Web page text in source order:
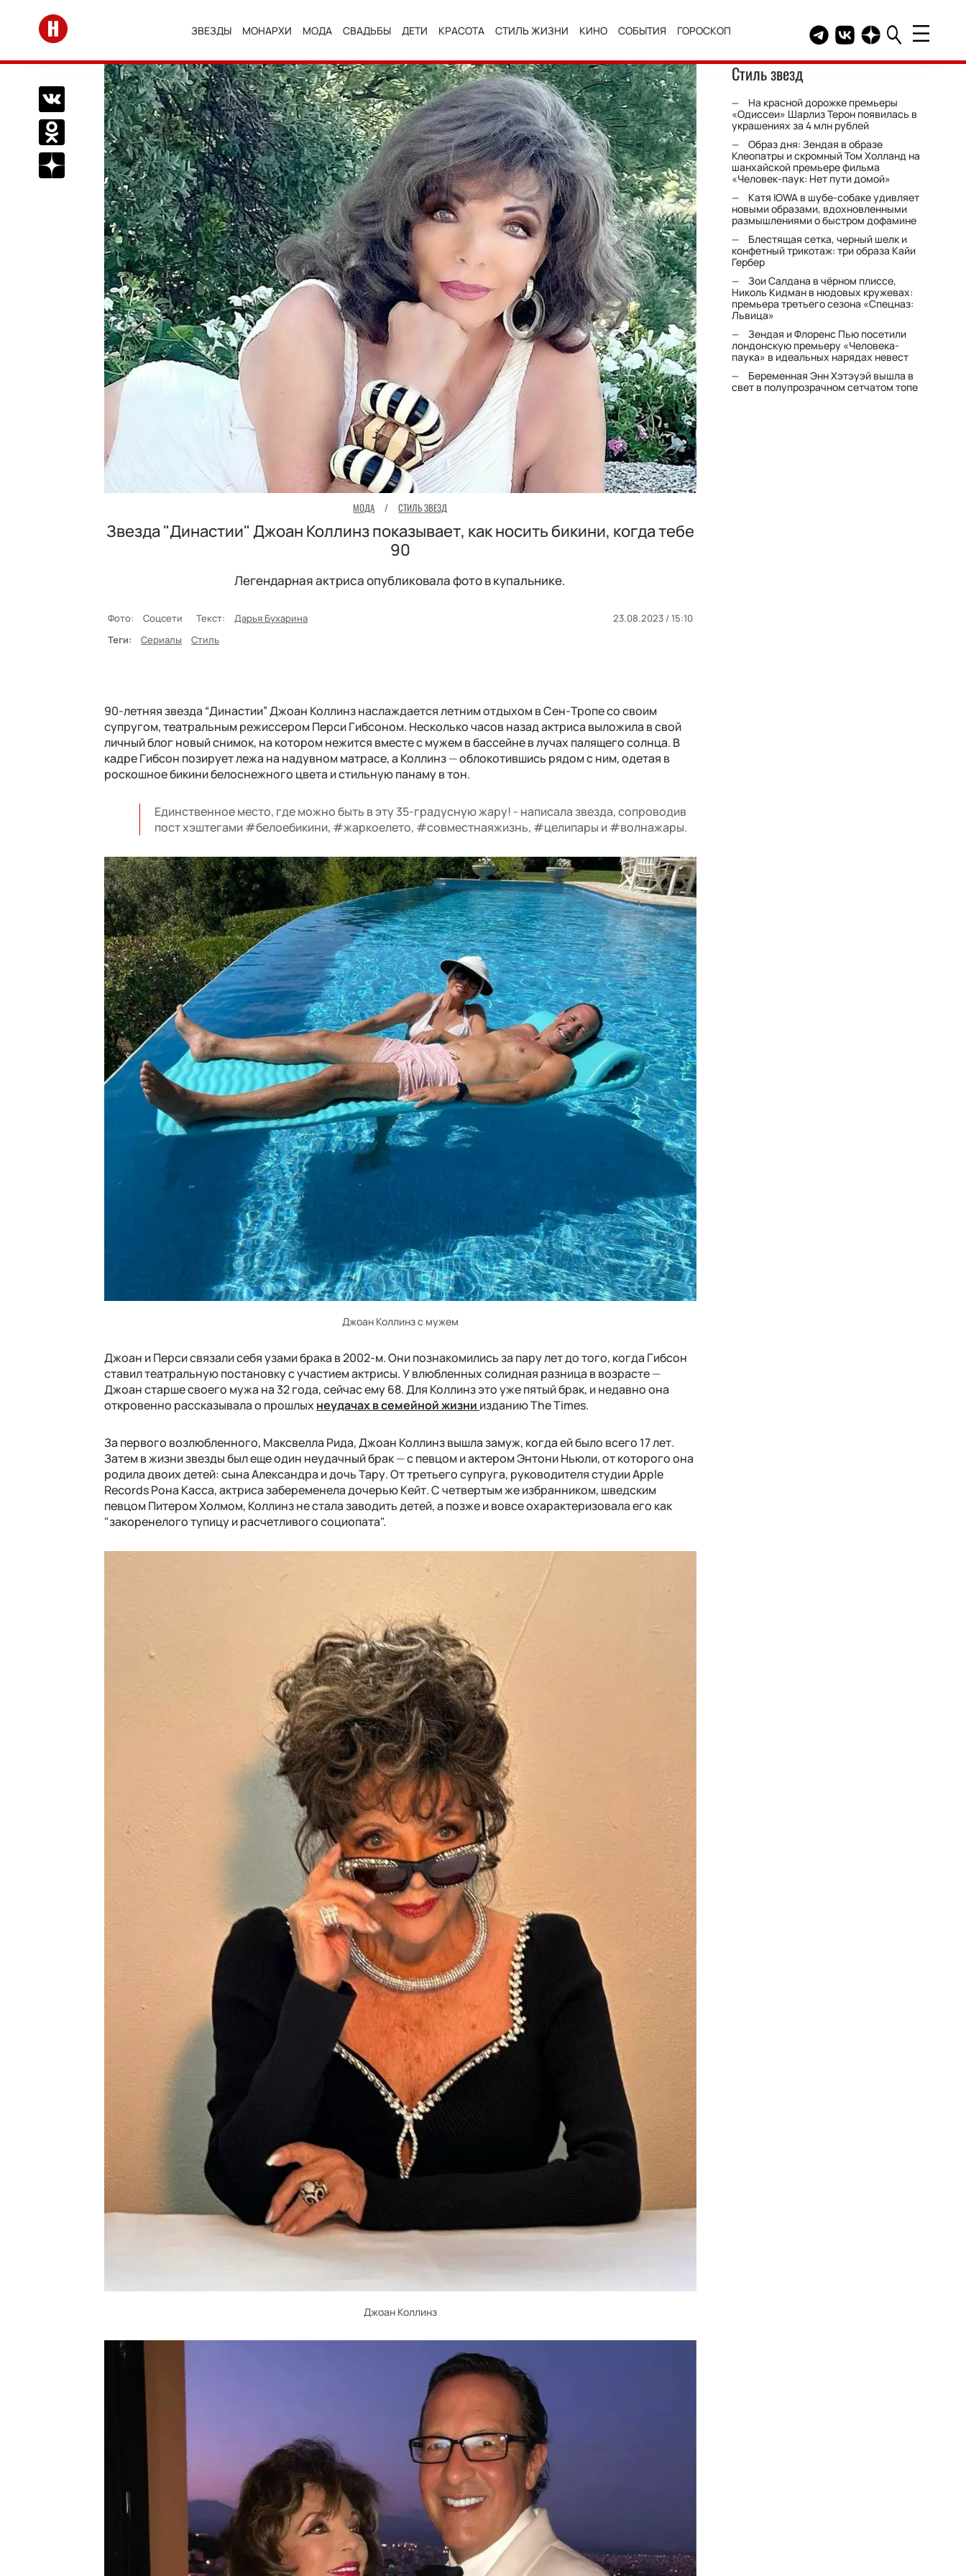
Перейти на главную
ЗВЕЗДЫ МОНАРХИ МОДА СВАДЬБЫ ДЕТИ КРАСОТА СТИЛЬ ЖИЗНИ КИНО СОБЫТИЯ ГОРОСКОП Telegram канал HELLO
Группа HELLO
Канал HELLO в
Поделиться Вконтакте
Поделиться в Одноклассниках
Подписаться на нас в Дзен
МОДА / СТИЛЬ ЗВЕЗД
Звезда "Династии" Джоан Коллинз показывает, как носить бикини, когда тебе
90
Легендарная актриса опубликовала фото в купальнике.
Фото: Соцсети Текст: Дарья Бухарина
23.08.2023 / 15:10
Теги:
Сериалы Стиль
90-летняя звезда “Династии” Джоан Коллинз наслаждается летним отдыхом в Сен-Тропе со своим
супругом, театральным режиссером Перси Гибсоном. Несколько часов назад актриса выложила в свой
личный блог новый снимок, на котором нежится вместе с мужем в бассейне в лучах палящего солнца. В
кадре Гибсон позирует лежа на надувном матрасе, а Коллинз—облокотившись рядом с ним, одетая в
роскошное бикини белоснежного цвета и стильную панаму в тон.
Единственное место, где можно быть в эту 35-градусную жару! - написала звезда, сопроводив
пост хэштегами #белоебикини, #жаркоелето, #совместнаяжизнь, #целипары и #волнажары.
Джоан Коллинз с мужем
Джоан и Перси связали себя узами брака в 2002-м. Они познакомились за пару лет до того, когда Гибсон
ставил театральную постановку с участием актрисы. У влюбленных солидная разница в возрасте—
Джоан старше своего мужа на 32 года, сейчас ему 68. Для Коллинз это уже пятый брак, и недавно она
откровенно рассказывала о прошлыхнеудачах в семейной жизни изданию The Times.
За первого возлюбленного, Максвелла Рида, Джоан Коллинз вышла замуж, когда ей было всего 17 лет.
Затем в жизни звезды был еще один неудачный брак—с певцом и актером Энтони Ньюли, от которого она
родила двоих детей: сына Александра и дочь Тару. От третьего супруга, руководителя студии Apple
Records Рона Касса, актриса забеременела дочерью Кейт. С четвертым же избранником, шведским
певцом Питером Холмом, Коллинз не стала заводить детей, а позже и вовсе охарактеризовала его как
"закоренелого тупицу и расчетливого социопата".
Джоан Коллинз
Стиль звезд
На красной дорожке премьеры
«Одиссеи» Шарлиз Терон появилась в
украшениях за 4 млн рублей
Образ дня: Зендая в образе
Клеопатры и скромный Том Холланд на
шанхайской премьере фильма
«Человек-паук: Нет пути домой»
Катя IOWA в шубе-собаке удивляет
новыми образами, вдохновленными
размышлениями о быстром дофамине
Блестящая сетка, черный шелк и
конфетный трикотаж: три образа Кайи
Гербер
Зои Салдана в чёрном плиссе,
Николь Кидман в нюдовых кружевах:
премьера третьего сезона «Спецназ:
Львица»
Зендая и Флоренс Пью посетили
лондонскую премьеру «Человека-
паука» в идеальных нарядах невест
Беременная Энн Хэтэуэй вышла в
свет в полупрозрачном сетчатом топе